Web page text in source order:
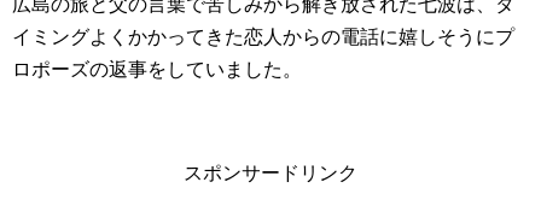
広島の旅と父の言葉で苦しみから解き放された七波は、タ
イミングよくかかってきた恋人からの電話に嬉しそうにプ
ロポーズの返事をしていました。
スポンサードリンク